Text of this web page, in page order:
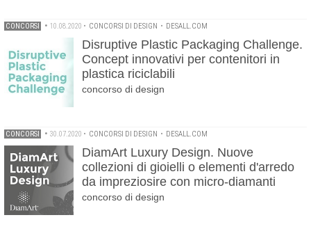
CONCORSI • 10.08.2020 • CONCORSI DI DESIGN • DESALL.COM
Disruptive Plastic Packaging Challenge.
Concept innovativi per contenitori in
plastica riciclabili
concorso di design
CONCORSI • 30.07.2020 • CONCORSI DI DESIGN • DESALL.COM
DiamArt Luxury Design. Nuove
collezioni di gioielli o elementi d'arredo
da impreziosire con micro-diamanti
concorso di design